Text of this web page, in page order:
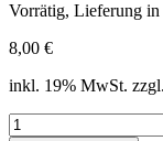
Vorrätig, Lieferung in
8,00 €
inkl. 19% MwSt. zzgl.